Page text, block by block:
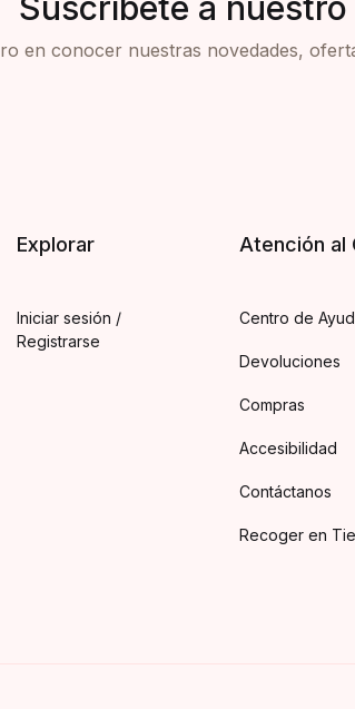
en conocer nuestras novedades,
Explorar
Iniciar sesión /
Registrarse
Atención al
Centro de
Devoluciones
Compras
Accesibilidad
Contáctanos
Recoger en